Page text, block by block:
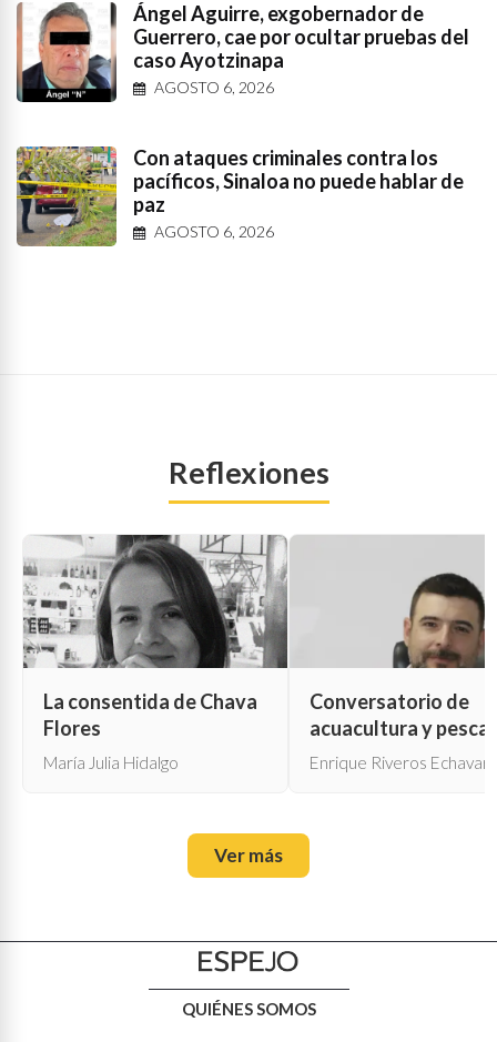
Ángel Aguirre, exgobernador de
Guerrero, cae por ocultar pruebas del
caso Ayotzinapa
AGOSTO 6, 2026
Con ataques criminales contra los
pacíficos, Sinaloa no puede hablar de
paz
AGOSTO 6, 2026
Reflexiones
La consentida de Chava
Flores
María Julia Hidalgo
Conversatorio de
acuacultura y pesca
Enrique Riveros
Ver más
QUIÉNES SOMOS